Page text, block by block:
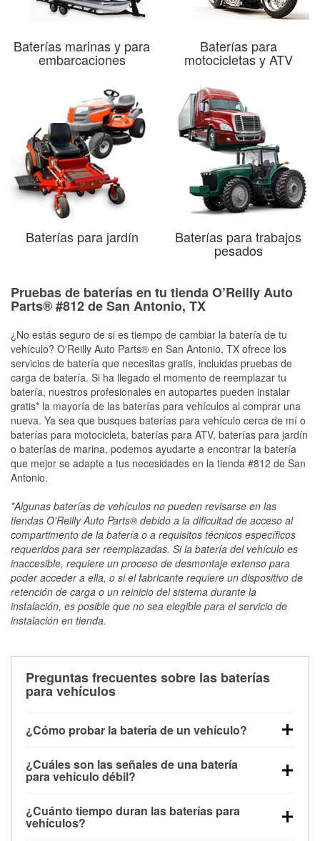
Baterías marinas y para
embarcaciones
Baterías para
motocicletas y ATV
Baterías para jardín Baterías para trabajos
pesados
Pruebas de baterías en tu tienda O’Reilly Auto
Parts® #812 de San Antonio, TX
¿No estás seguro de si es tiempo de cambiar la batería de tu
vehículo? O'Reilly Auto Parts® en San Antonio, TX ofrece los
servicios de batería que necesitas gratis, incluidas pruebas de
carga de batería. Si ha llegado el momento de reemplazar tu
batería, nuestros profesionales en autopartes pueden instalar
gratis* la mayoría de las baterías para vehículos al comprar una
nueva. Ya sea que busques baterías para vehículo cerca de mí o
baterías para motocicleta, baterías para ATV, baterías para jardín
o baterías de marina, podemos ayudarte a encontrar la batería
que mejor se adapte a tus necesidades en la tienda #812 de San
Antonio.
*Algunas baterías de vehículos no pueden revisarse en las
tiendas O'Reilly Auto Parts® debido a la dificultad de acceso al
compartimento de la batería o a requisitos técnicos específicos
requeridos para ser reemplazadas. Si la batería del vehículo es
inaccesible, requiere un proceso de desmontaje extenso para
poder acceder a ella, o si el fabricante requiere un dispositivo de
retención de carga o un reinicio del sistema durante la
instalación, es posible que no sea elegible para el servicio de
instalación en tienda.
Preguntas frecuentes sobre las baterías
para vehículos
¿Cómo probar la batería de un vehículo?
maneras. El método más rápido es utilizar un
multímetro: con el vehículo apagado, conecta los
voltaje: una batería en buen estado y totalmente
cargada debería indicar unos 12.6 voltios. Es
¿Cuáles son las señales de una batería
para vehículo débil?
advertencia. Un arranque lento del motor, faros
tenues, chasquidos al girar la llave o luces de
¿Cuánto tiempo duran las baterías para
vehículos?